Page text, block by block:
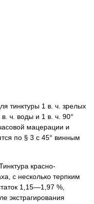
тинктуры 1 в. ч. зрелых
ч. воды и 1 в. ч. 90°
мацерации и
по § 3 с 45° винным
красно-
с несколько терпким
1,15—1,97 %,
экстрагирования